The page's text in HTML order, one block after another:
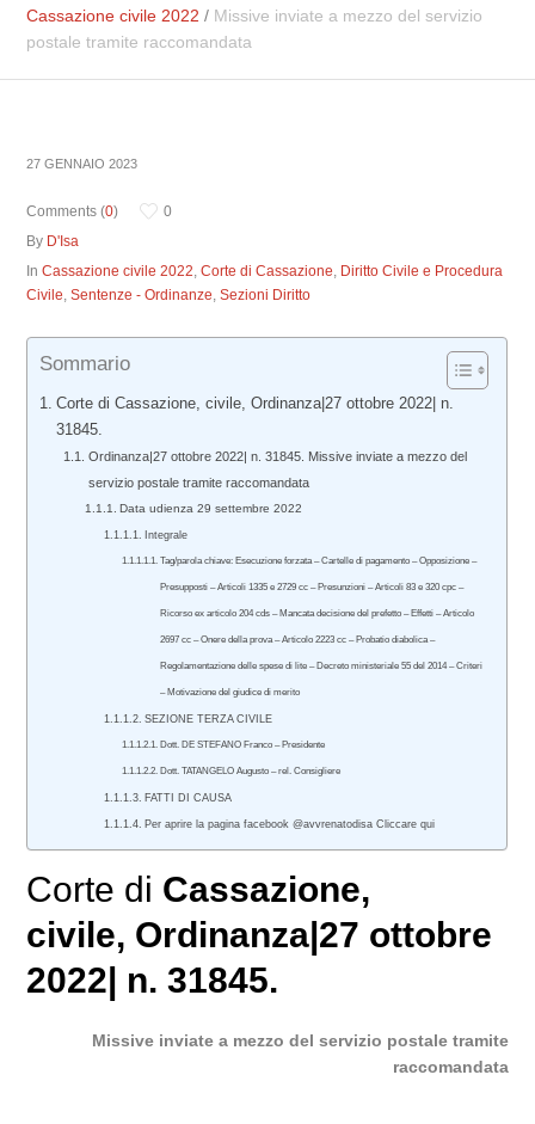
Cassazione civile 2022 / Missive inviate a mezzo del servizio
postale tramite raccomandata
27 GENNAIO 2023
Comments (0)
0
By D'Isa
InCassazione civile 2022,Corte di Cassazione, Diritto Civile e Procedura
Civile,Sentenze - Ordinanze,Sezioni Diritto
Sommario
Corte di Cassazione, civile, Ordinanza|27 ottobre 2022| n.
31845.
Ordinanza|27 ottobre 2022| n. 31845. Missive inviate a mezzo del
servizio postale tramite raccomandata
Data udienza 29 settembre 2022
Integrale
Tag/parola chiave: Esecuzione forzata – Cartelle di pagamento – Opposizione –
Presupposti – Articoli 1335 e 2729 cc – Presunzioni – Articoli 83 e 320 cpc –
Ricorso ex articolo 204 cds – Mancata decisione del prefetto – Effetti – Articolo
2697 cc – Onere della prova – Articolo 2223 cc – Probatio diabolica –
Regolamentazione delle spese di lite – Decreto ministeriale 55 del 2014 – Criteri
– Motivazione del giudice di merito
SEZIONE TERZA CIVILE
Dott. DE STEFANO Franco – Presidente
Dott. TATANGELO Augusto – rel. Consigliere
FATTI DI CAUSA
Per aprire la pagina facebook @avvrenatodisa Cliccare qui
Corte di Cassazione,
civile, Ordinanza|27 ottobre
2022| n. 31845.
Missive inviate a mezzo del servizio postale tramite
raccomandata